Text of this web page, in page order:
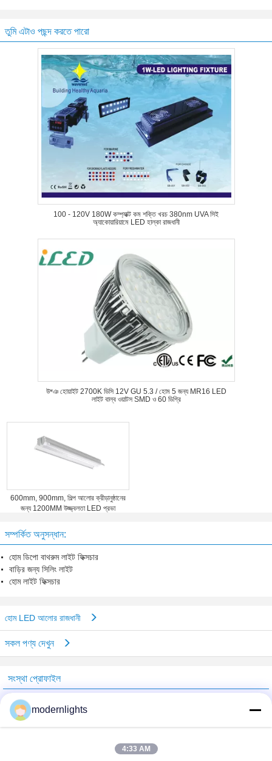
তুমি এটাও পছন্দ করতে পারো
100 - 120V 180W কম্প্যাক্ট কম শক্তি খরচ 380nm UVA সিই
অ্যাকোয়ারিয়ামে LED হাল্কা রাজধানী
উষ্ঞ হোয়াইট 2700K ডিসি 12V GU 5.3 / হোম 5 জন্য MR16 LED
লাইট বাল্ব ওয়াটস SMD ও 60 ডিগ্রি
600mm, 900mm, শিল্প আলোর ক্রীড়ানুষ্ঠানের
জন্য 1200MM উজ্জ্বলতা LED প্রভা
সম্পর্কিত অনুসন্ধান:
হোম ডিপো বাথরুম লাইট ফিক্সচার
বাড়ির জন্য সিলিং লাইট
হোম লাইট ফিক্সচার
হোম LED আলোর রাজধানী
সকল পণ্য দেখুন
সংস্থা প্রোফাইল
China Lighting Online Marketplace
যাচাইকৃত সরবরাহকারী
modernlights
4:33 AM